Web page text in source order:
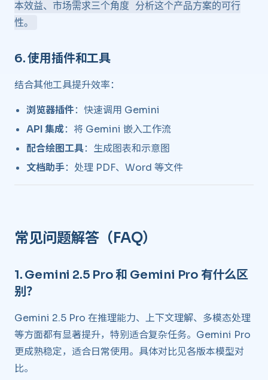
本效益、市场需求三个角度 分析这个产品方案的可行
性。
6.使用插件和工具
结合其他工具提升效率：
浏览器插件：快速调用 Gemini
API 集成：将 Gemini 嵌入工作流
配合绘图工具：生成图表和示意图
文档助手：处理 PDF、Word 等文件
常见问题解答（FAQ） ​
1. Gemini 2.5 Pro 和 Gemini Pro 有什么区
别？
Gemini 2.5 Pro 在推理能力、上下文理解、多模态处理
等方面都有显著提升，特别适合复杂任务。Gemini Pro
更成熟稳定，适合日常使用。具体对比见各版本模型对
比。